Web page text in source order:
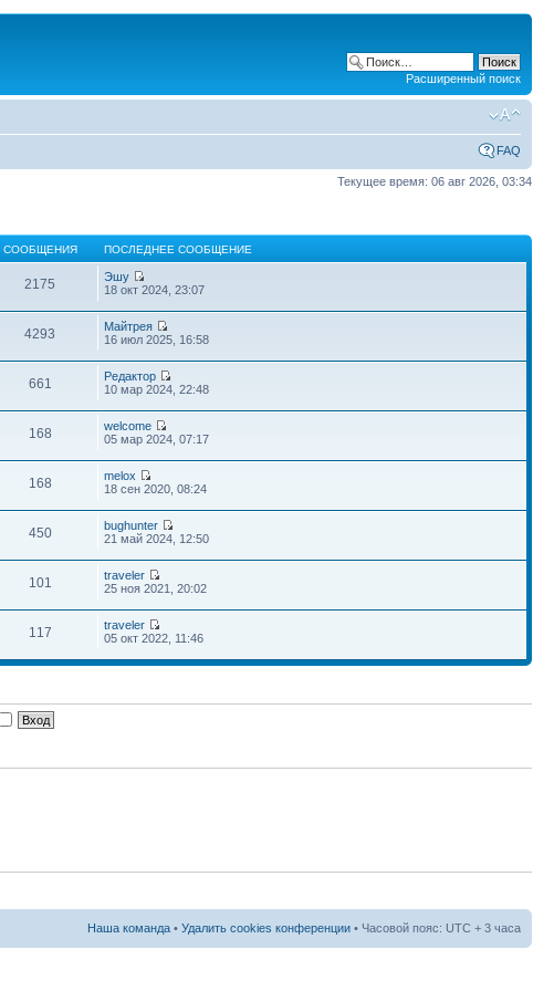
Расширенный поиск
FAQ
Текущее время: 06 авг 2026, 03:34
СООБЩЕНИЯ ПОСЛЕДНЕЕ СООБЩЕНИЕ
2175
Эшу
18 окт 2024, 23:07
4293
Майтрея
16 июл 2025, 16:58
661
Редактор
10 мар 2024, 22:48
168
welcome
05 мар 2024, 07:17
168
melox
18 сен 2020, 08:24
450
bughunter
21 май 2024, 12:50
101
traveler
25 ноя 2021, 20:02
117
traveler
05 окт 2022, 11:46
Наша команда • Удалить cookies конференции • Часовой пояс: UTC + 3 часа